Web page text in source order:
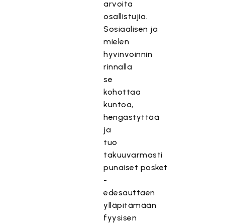
arvoita
osallistujia.
Sosiaalisen ja
mielen
hyvinvoinnin
rinnalla
se
kohottaa
kuntoa,
hengästyttää
ja
tuo
takuuvarmasti
punaiset posket
-
edesauttaen
ylläpitämään
fyysisen